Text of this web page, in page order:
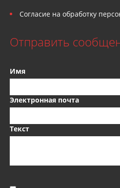
Согласие на обработку
Отправить
Имя
Электронная почта
Текст